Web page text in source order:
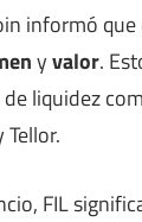
informó
yvalor.
liquidez
FIL